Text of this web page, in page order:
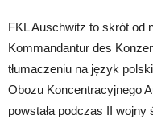
FKL Auschwitz to skrót od
Kommandantur des
tłumaczeniu na język
Obozu Koncentracyjnego
powstała podczas II wojny